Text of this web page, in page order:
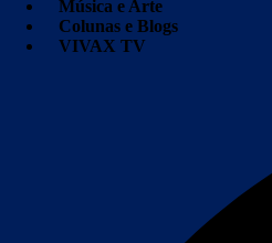
Música e Arte
Colunas e Blogs
VIVAX TV